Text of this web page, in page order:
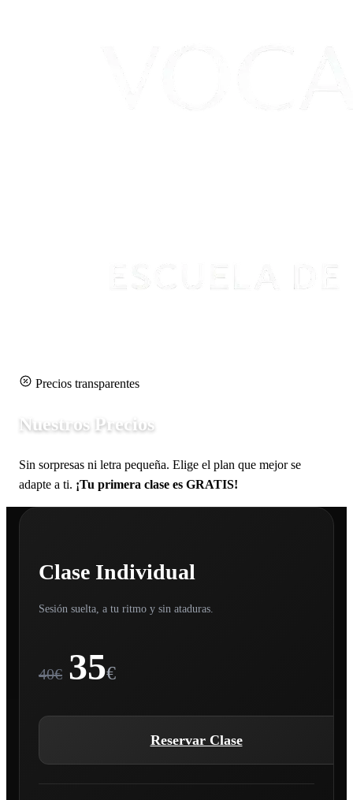
Precios transparentes
Nuestros Precios
Sin sorpresas ni letra pequeña. Elige el plan que mejor se
adapte a ti. ¡Tu primera clase es GRATIS!
Clase Individual
Sesión suelta, a tu ritmo y sin ataduras.
40€ 35€
Reservar Clase